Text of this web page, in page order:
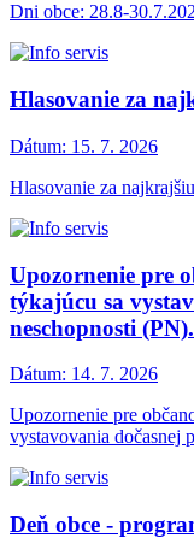
Dni obce: 28.8-
Hlasovanie za
Dátum: 15. 7. 2026
Hlasovanie za
Upozornenie pre
týkajúcu sa
neschopnosti (PN).
Dátum: 14. 7. 2026
Upozornenie pre
vystavovania dočasnej
Deň obce -